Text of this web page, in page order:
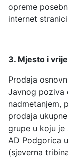
opreme
internet
3. Mjesto i
Prodaja
Javnog poziva
nadmetanjem,
prodaja
grupe u koju je
AD Podgorica
(sjeverna